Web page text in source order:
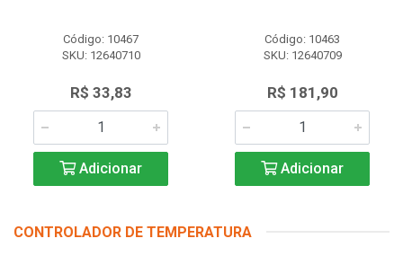
Código: 10467
SKU: 12640710
R$ 33,83
Adicionar
Código: 10463
SKU: 12640709
R$ 181,90
Adicionar
CONTROLADOR DE TEMPERATURA